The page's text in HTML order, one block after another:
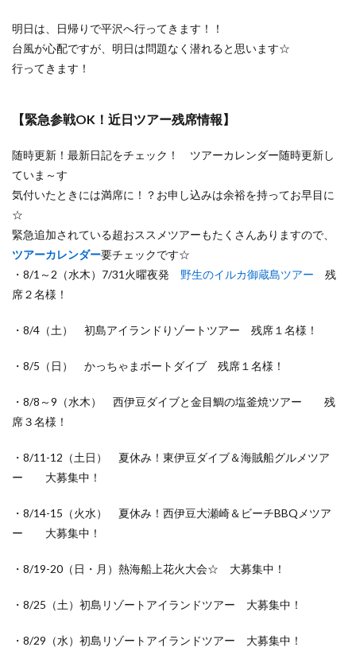
明日は、日帰りで平沢へ行ってきます！！
台風が心配ですが、明日は問題なく潜れると思います☆
行ってきます！
【緊急参戦OK！近日ツアー残席情報】
随時更新！最新日記をチェック！ ツアーカレンダー随時更新し
ていま～す
気付いたときには満席に！？お申し込みは余裕を持ってお早目に
☆
緊急追加されている超おススメツアーもたくさんありますので、
ツアーカレンダー要チェックです☆
・8/1～2（水木）7/31火曜夜発 野生のイルカ御蔵島ツアー 残
席２名様！
・8/4（土） 初島アイランドりゾートツアー 残席１名様！
・8/5（日） かっちゃまボートダイブ 残席１名様！
・8/8～9（水木） 西伊豆ダイブと金目鯛の塩釜焼ツアー 残
席３名様！
・8/11-12（土日） 夏休み！東伊豆ダイブ＆海賊船グルメツア
ー 大募集中！
・8/14-15（火水） 夏休み！西伊豆大瀬崎＆ビーチBBQメツア
ー 大募集中！
・8/19-20（日・月）熱海船上花火大会☆ 大募集中！
・8/25（土）初島リゾートアイランドツアー 大募集中！
・8/29（水）初島リゾートアイランドツアー 大募集中！